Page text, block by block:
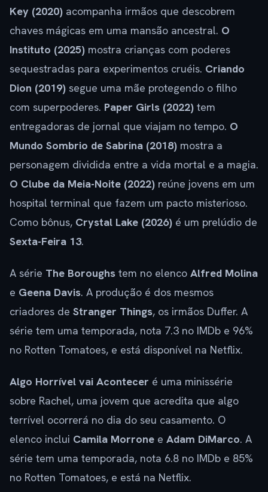
Key (2020) acompanha irmãos que descobrem
chaves mágicas em uma mansão ancestral. O
Instituto (2025) mostra crianças com poderes
sequestradas para experimentos cruéis. Criando
Dion (2019) segue uma mãe protegendo o filho
com superpoderes. Paper Girls (2022) tem
entregadoras de jornal que viajam no tempo. O
Mundo Sombrio de Sabrina (2018) mostra a
personagem dividida entre a vida mortal e a magia.
O Clube da Meia-Noite (2022) reúne jovens em um
hospital terminal que fazem um pacto misterioso.
Como bônus, Crystal Lake (2026) é um prelúdio de
Sexta-Feira 13.
A série The Boroughs tem no elenco Alfred Molina
e Geena Davis. A produção é dos mesmos
criadores de Stranger Things, os irmãos Duffer. A
série tem uma temporada, nota 7.3 no IMDb e 96%
no Rotten Tomatoes, e está disponível na Netflix.
Algo Horrível vai Acontecer é uma minissérie
sobre Rachel, uma jovem que acredita que algo
terrível ocorrerá no dia do seu casamento. O
elenco inclui Camila Morrone e Adam DiMarco. A
série tem uma temporada, nota 6.8 no IMDb e 85%
no Rotten Tomatoes, e está na Netflix.